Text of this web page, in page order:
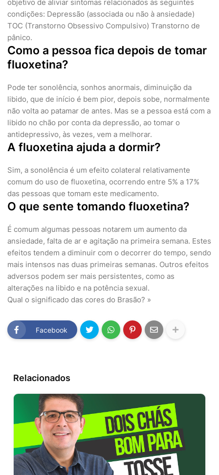
objetivo de aliviar sintomas relacionados às seguintes
condições: Depressão (associada ou não à ansiedade)
TOC (Transtorno Obsessivo Compulsivo) Transtorno de
pânico.
Como a pessoa fica depois de tomar
fluoxetina?
Pode ter sonolência, sonhos anormais, diminuição da
libido, que de início é bem pior, depois sobe, normalmente
não volta ao patamar de antes. Mas se a pessoa está com a
libido no chão por conta da depressão, ao tomar o
antidepressivo, às vezes, vem a melhorar.
A fluoxetina ajuda a dormir?
Sim, a sonolência é um efeito colateral relativamente
comum do uso de fluoxetina, ocorrendo entre 5% a 17%
das pessoas que tomam este medicamento.
O que sente tomando fluoxetina?
É comum algumas pessoas notarem um aumento da
ansiedade, falta de ar e agitação na primeira semana. Estes
efeitos tendem a diminuir com o decorrer do tempo, sendo
mais intensos nas duas primeiras semanas. Outros efeitos
adversos podem ser mais persistentes, como as
alterações na libido e na potência sexual.
Qual o significado das cores do Brasão? »
Facebook
Relacionados